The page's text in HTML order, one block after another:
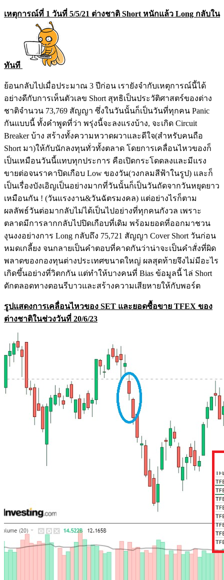
เหตุการณ์ที่ 1 วันที่ 5/5/21 ต่างชาติ Short หนักแล้ว Long กลับใน
ทันที
ย้อนกลับไปเมื่อประมาณ 3 ปีก่อน เรายังจำกับเหตุการณ์นี้ได้
อย่างดีกับการเห็นตัวเลข Short สุทธิเป็นประวัติศาสตร์ของต่าง
ชาติจำนวน 73,769 สัญญา ซึ่งในวันนั้นก็เป็นวันที่ทุกคน Panic
กันแบบนี้ ทั้งคำพูดที่ว่า พรุ่งนี้จะลงแรงบ้าง, จะเกิด Circuit
Breaker บ้าง สร้างทั้งความหวาดผวาและดีใจ(สำหรับคนถือ
Short มา)ให้กับนักลงทุนทั่วทั้งตลาด โดยการเคลื่อนไหวของก็
เป็นเหมือนวันนี้แทบทุกประการ คือเปิดกระโดดลงและมีแรง
ขายต่อจนราคาปิดเกือบ Low ของวัน(วงกลมสีฟ้าในรูป) และก็
เป็นเรื่องบังเอิญเป็นอย่างมากที่วันนั้นก็เป็นวันถัดจากวันหยุดยาว
เหมือนกัน ! (วันแรงงาน&วันฉัตรมงคล) แต่อย่างไรก็ตาม
ผลลัพธ์วันต่อมากลับไม่ได้เป็นไปอย่างที่ทุกคนกังวล เพราะ
ตลาดมีการลากกลับไปปิดเกือบที่เดิม พร้อมยอดที่ออกมาชวน
งุนงงอย่างการ Long กลับถึง 75,721 สัญญา Cover Short วันก่อน
หมดเกลี้ยง จนกลายเป็นคำตอบที่คาดกันว่าน่าจะเป็นคำสั่งที่ผิด
พลาดของกองทุนต่างประเทศขนาดใหญ่ ผลสุดท้ายจึงไม่มีอะไร
เกิดขึ้นอย่างที่วิตกกัน แต่ทำให้บางคนที่ Bias ข้อมูลนี้ ไล่ Short
ดักตลอดทางตอนรีบาวและสร้างความเสียหายให้กับพอร์ต
รูปแสดงการเคลื่อนไหวของ SET และยอดซื้อขาย TFEX ของ
ต่างชาติในช่วงวันที่ 20/6/23